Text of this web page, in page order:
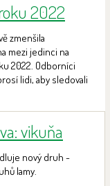
2022
zmenšila
mezi jedinci na
2022. Odborníci
lidi, aby sledovali
vikuňa
nový druh -
lamy.